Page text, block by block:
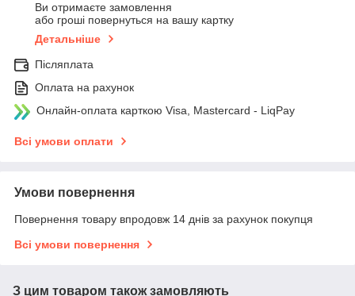
Ви отримаєте замовлення
або гроші повернуться на вашу картку
Детальніше
Післяплата
Оплата на рахунок
Онлайн-оплата карткою Visa, Mastercard - LiqPay
Всі умови оплати
Умови повернення
Повернення товару впродовж 14 днів за рахунок покупця
Всі умови повернення
З цим товаром також замовляють